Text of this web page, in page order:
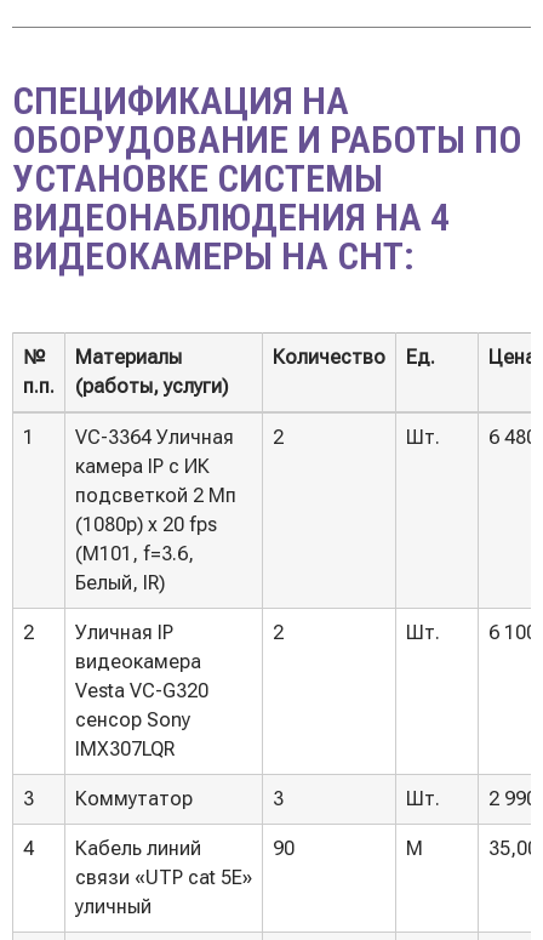
СПЕЦИФИКАЦИЯ НА
ОБОРУДОВАНИЕ И РАБОТЫ ПО
УСТАНОВКЕ СИСТЕМЫ
ВИДЕОНАБЛЮДЕНИЯ НА 4
ВИДЕОКАМЕРЫ НА СНТ:
№
п.п.
Материалы
(работы, услуги)
Количество Ед. Цена
№
Материалы
(работы, услуги)
Количество Ед. Цена
1
VC-3364 Уличная
камера IP с ИК
подсветкой 2 Мп
(1080p) x 20 fps
(M101, f=3.6,
Белый, IR)
2 Шт. 6
2
Уличная IP
видеокамера
Vesta VC-G320
сенсор Sony
IMX307LQR
2 Шт. 6
3 Коммутатор 3 Шт. 2
4
Кабель линий
связи «UTP cat 5E»
уличный
90 М 35,00